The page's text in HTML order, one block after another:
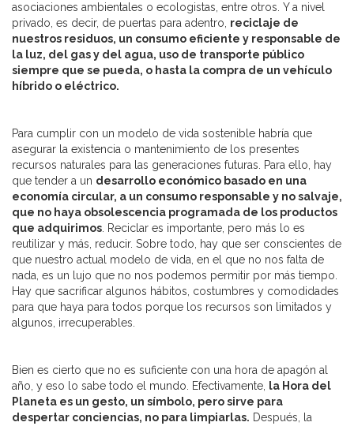
asociaciones ambientales o ecologistas, entre otros. Y a nivel
privado, es decir, de puertas para adentro, reciclaje de
nuestros residuos, un consumo eficiente y responsable de
la luz, del gas y del agua, uso de transporte público
siempre que se pueda, o hasta la compra de un vehículo
híbrido o eléctrico.
Para cumplir con un modelo de vida sostenible habría que
asegurar la existencia o mantenimiento de los presentes
recursos naturales para las generaciones futuras. Para ello, hay
que tender a un desarrollo económico basado en una
economía circular, a un consumo responsable y no salvaje,
que no haya obsolescencia programada de los productos
que adquirimos . Reciclar es importante, pero más lo es
reutilizar y más, reducir. Sobre todo, hay que ser conscientes de
que nuestro actual modelo de vida, en el que no nos falta de
nada, es un lujo que no nos podemos permitir por más tiempo.
Hay que sacrificar algunos hábitos, costumbres y comodidades
para que haya para todos porque los recursos son limitados y
algunos, irrecuperables.
Bien es cierto que no es suficiente con una hora de apagón al
año, y eso lo sabe todo el mundo. Efectivamente,
la Hora del
Planeta es un gesto, un símbolo, pero sirve para
despertar conciencias, no para limpiarlas. Después, la